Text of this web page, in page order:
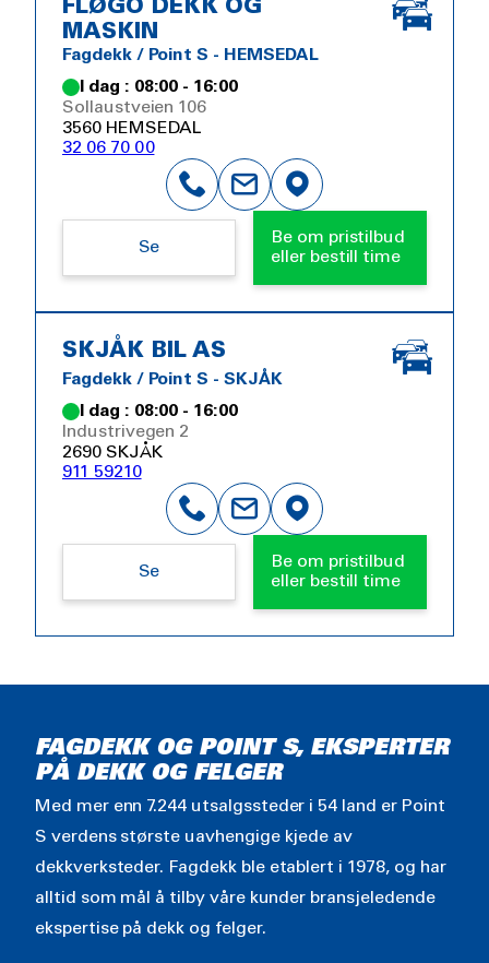
FLØGO DEKK OG
MASKIN
Fagdekk / Point S - HEMSEDAL
I dag : 08:00 - 16:00
Sollaustveien 106
3560 HEMSEDAL
32 06 70 00
Se
Be om pristilbud
eller bestill time
SKJÅK BIL AS
Fagdekk / Point S - SKJÅK
I dag : 08:00 - 16:00
Industrivegen 2
2690 SKJÅK
911 59210
Se
Be om pristilbud
eller bestill time
FAGDEKK OG POINT S, EKSPERTER
PÅ DEKK OG FELGER
Med mer enn 7.244 utsalgssteder i 54 land er Point
S verdens største uavhengige kjede av
dekkverksteder. Fagdekk ble etablert i 1978, og har
alltid som mål å tilby våre kunder bransjeledende
ekspertise på dekk og felger.